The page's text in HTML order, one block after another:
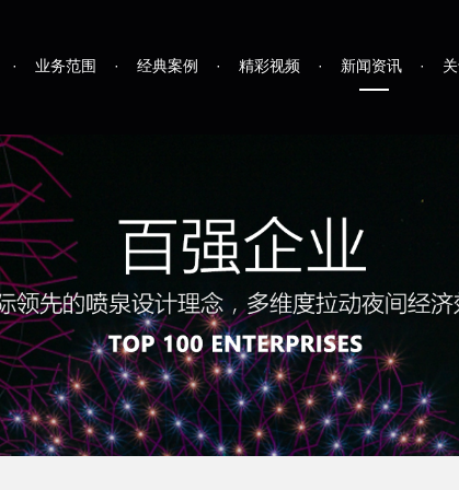
· 业务范围 · 经典案例 · 精彩视频 · 新闻资讯 ·